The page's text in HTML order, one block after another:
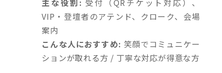
主な役割: 受付（QRチケット対応）、
VIP・登壇者のアテンド、クローク、会場
案内
こんな人におすすめ: 笑顔でコミュニケー
ションが取れる方 / 丁寧な対応が得意な方